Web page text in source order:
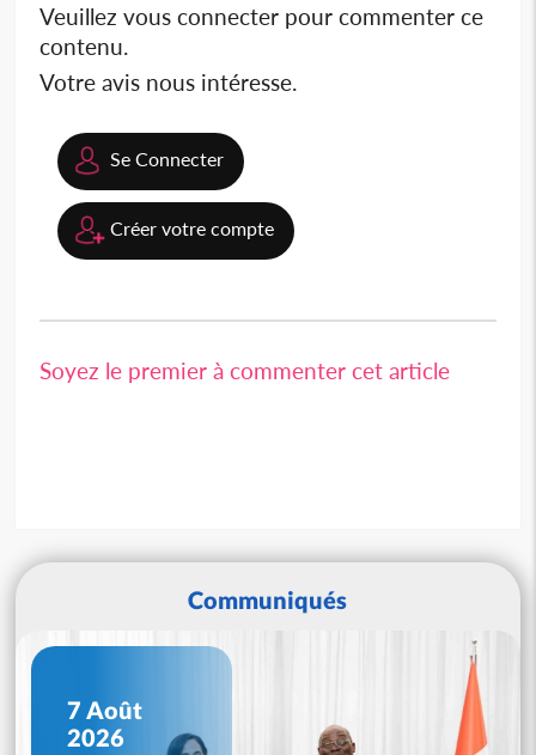
Veuillez vous connecter pour commenter ce
contenu.
Votre avis nous intéresse.
Se Connecter
Créer votre compte
Soyez le premier à commenter cet article
Communiqués
7 Août
2026